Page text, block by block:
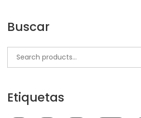
Buscar
Search
Etiquetas
AA Duracell Alcalina
AAA GP 1000Mah Recargable